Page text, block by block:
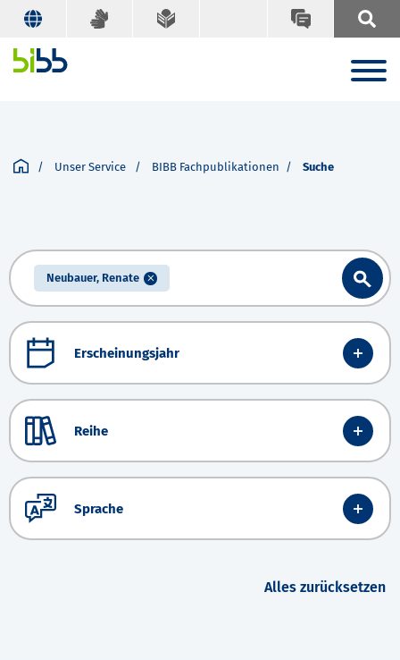
Unser Service BIBB Fachpublikationen Suche
Neubauer, Renate
Erscheinungsjahr
Reihe
Sprache
Alles zurücksetzen